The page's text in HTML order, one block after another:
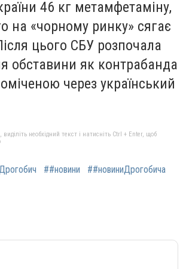
46 кг метамфетаміну,
на «чорному ринку» сягає
цього СБУ розпочала
обставини як контрабанда
через український
необхідний текст і натисніть Ctrl + Enter, щоб
##новини
##новиниДрогобича